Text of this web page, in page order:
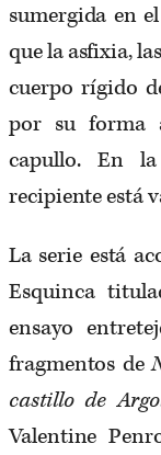
sumergida en
que la asfixia,
cuerpo rígido
por su forma
capullo. En
recipiente está
La serie está
Esquinca
ensayo
fragmentos de
castillo de
Valentine